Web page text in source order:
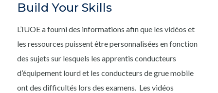
Build Your Skills
L’IUOE a fourni des informations afin que les vidéos et
les ressources puissent être personnalisées en fonction
des sujets sur lesquels les apprentis conducteurs
d’équipement lourd et les conducteurs de grue mobile
ont des difficultés lors des examens. Les vidéos